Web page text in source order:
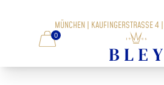
MÜNCHEN | KAUFINGERSTRASSE 4
0